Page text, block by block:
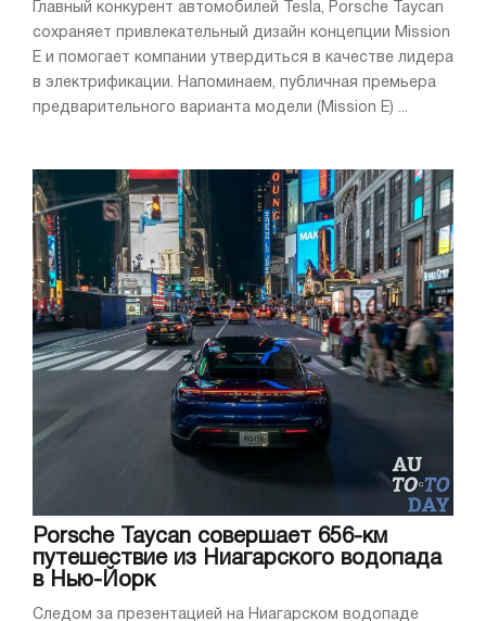
Главный конкурент автомобилей Tesla, Porsche Taycan
сохраняет привлекательный дизайн концепции Mission
E и помогает компании утвердиться в качестве лидера
в электрификации. Напоминаем, публичная премьера
предварительного варианта модели (Mission E) ...
Porsche Taycan совершает 656-км
путешествие из Ниагарского водопада
в Нью-Йорк
Следом за презентацией на Ниагарском водопаде